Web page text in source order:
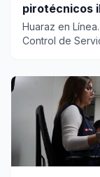
pirotécnicos
Huaraz en
Control de